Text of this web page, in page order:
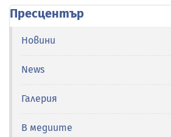
Пресцентър
Новини
News
Галерия
В медиите